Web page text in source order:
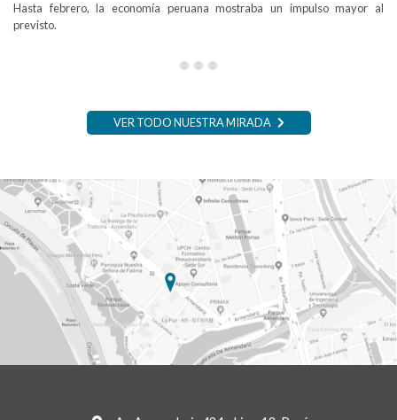
Hasta febrero, la economía peruana mostraba un impulso mayor al
previsto.
VER TODO NUESTRA MIRADA